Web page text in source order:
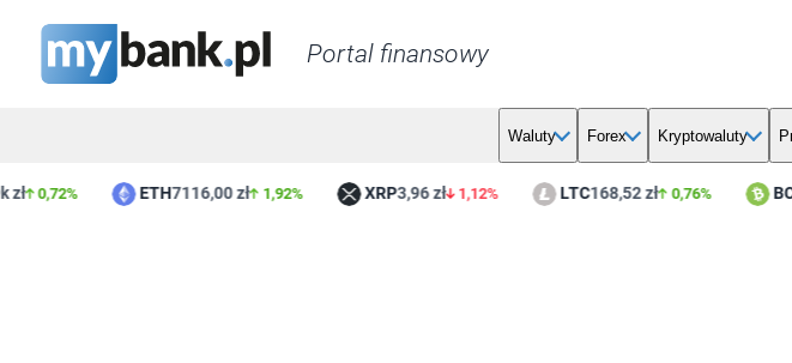
Portal finansowy
Waluty Forex Kryptowaluty
0,72% ETH7116,00 zł 1,92% XRP3,96 zł 1,12% LTC168,52 zł 0,76% BCH